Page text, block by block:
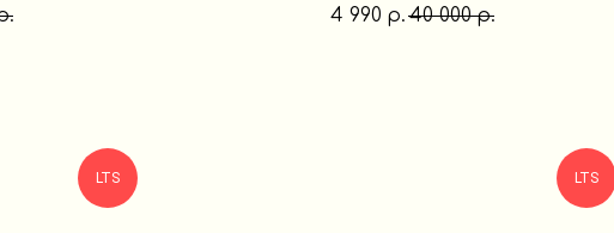
4 990 р. 40 000 р.
LTS LTS